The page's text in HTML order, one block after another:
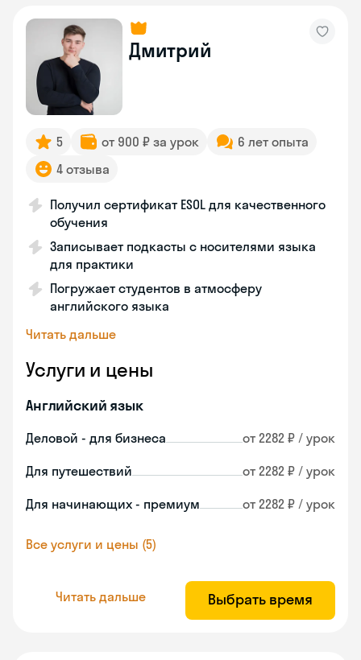
Дмитрий
5 от 900 ₽ за урок
6 лет опыта
4 отзыва
Получил сертификат ESOL для качественного
обучения
Записывает подкасты с носителями языка
для практики
Погружает студентов в атмосферу
английского языка
Читать дальше
Услуги и цены
Английский язык
Деловой - для бизнеса от 2282 ₽ / урок
Для путешествий от 2282 ₽ / урок
Для начинающих - премиум от 2282 ₽ / урок
Все услуги и цены (5)
Читать дальше Выбрать время